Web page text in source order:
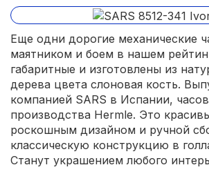
Еще одни дорогие механические
маятником и боем в нашем
габаритные и изготовлены из
дерева цвета слоновая кость.
компанией SARS в Испании,
производства Hermle. Это
роскошным дизайном и ручной
классическую конструкцию в
Станут украшением любого